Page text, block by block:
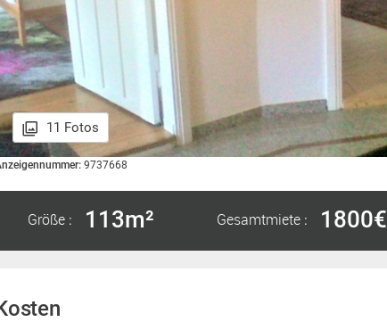
11 Fotos
9737668
Größe : 113m² Gesamtmiete : 1800€